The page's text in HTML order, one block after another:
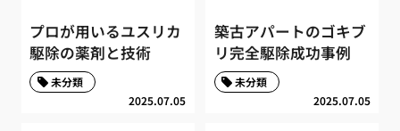
プロが用いるユスリカ
駆除の薬剤と技術
2025.07.05
未分類
築古アパートのゴキブ
リ完全駆除成功事例
2025.07.05
未分類